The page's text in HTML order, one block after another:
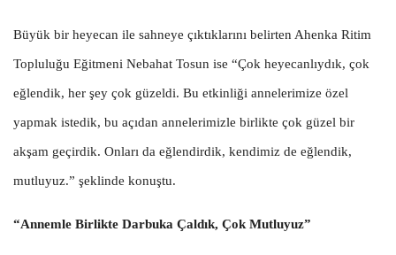
Büyük bir heyecan ile sahneye çıktıklarını belirten Ahenka Ritim
Topluluğu Eğitmeni Nebahat Tosun ise “Çok heyecanlıydık, çok
eğlendik, her şey çok güzeldi. Bu etkinliği annelerimize özel
yapmak istedik, bu açıdan annelerimizle birlikte çok güzel bir
akşam geçirdik. Onları da eğlendirdik, kendimiz de eğlendik,
mutluyuz.” şeklinde konuştu.
“Annemle Birlikte Darbuka Çaldık, Çok Mutluyuz”